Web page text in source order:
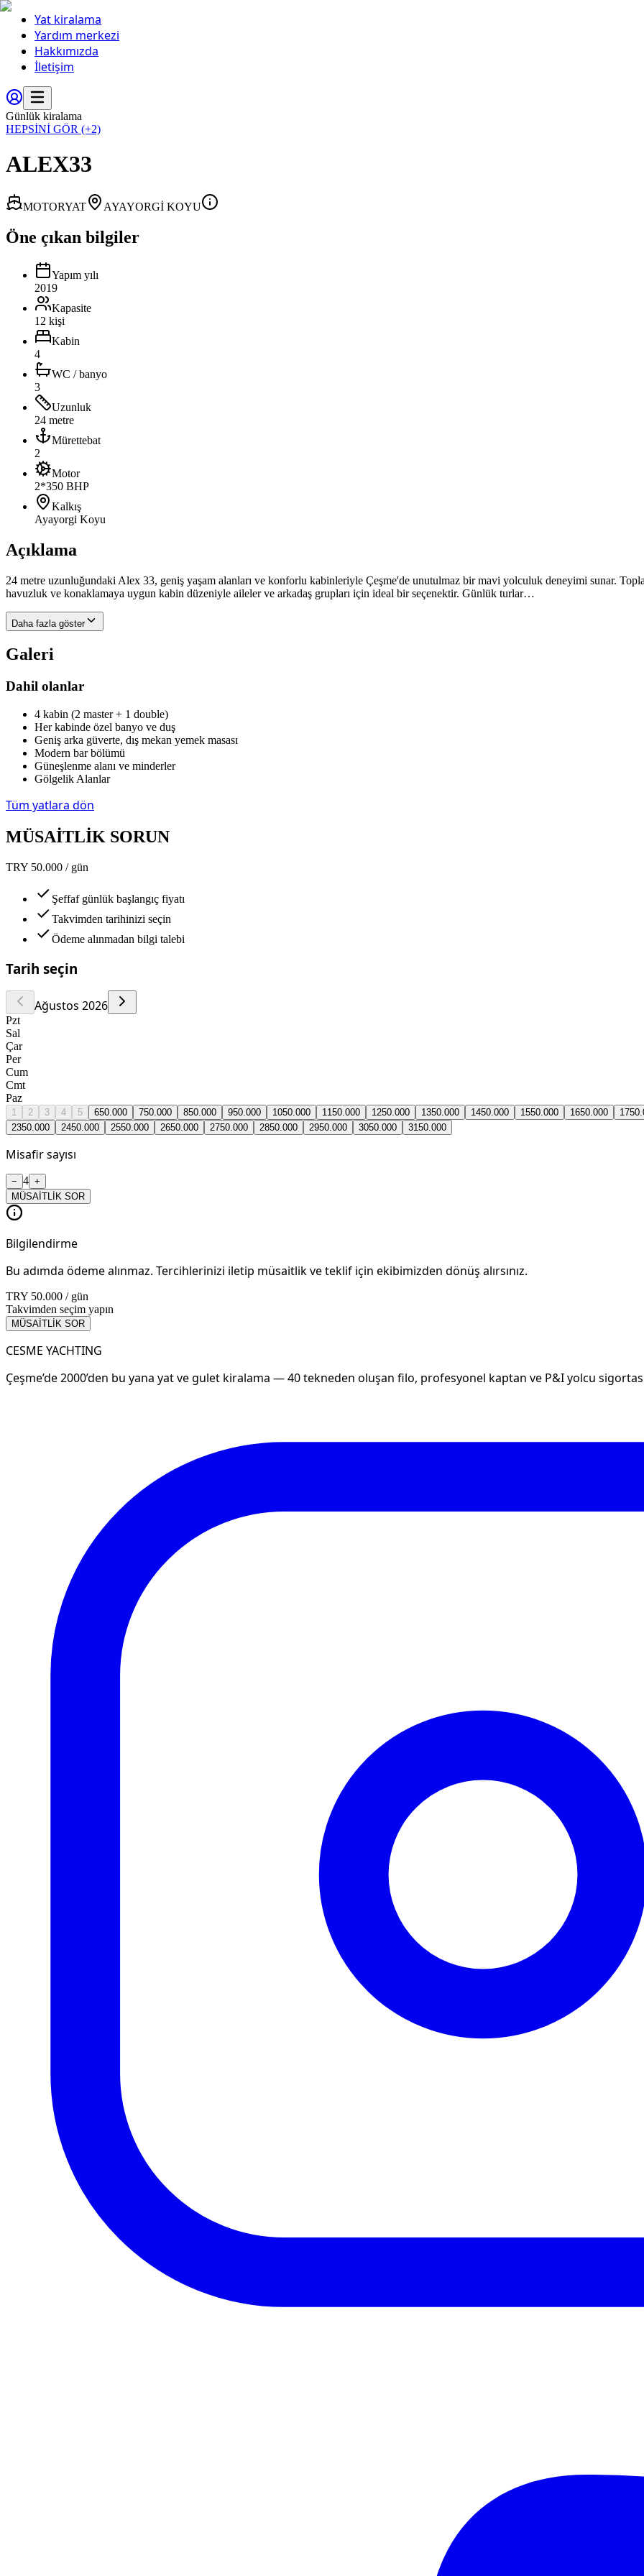
Yat kiralama
Yardım merkezi
Hakkımızda
İletişim
Günlük kiralama
HEPSİNİ GÖR (+2)
ALEX33
MOTORYAT AYAYORGİ KOYU
Öne çıkan bilgiler
Yapım yılı
2019
Kapasite
12 kişi
Kabin
4
WC / banyo
3
Uzunluk
24 metre
Mürettebat
2
Motor
2*350 BHP
Kalkış
Ayayorgi Koyu
Açıklama
24 metre uzunluğundaki Alex 33, geniş yaşam alanları ve konforlu kabinleriyle Çeşme'de unutulmaz bir mavi yolculuk deneyimi sunar.
havuzluk ve konaklamaya uygun kabin düzeniyle aileler ve arkadaş grupları için ideal bir seçenektir. Günlük turlar…
Daha fazla göster
Galeri
Dahil olanlar
4 kabin (2 master + 1 double)
Her kabinde özel banyo ve duş
Geniş arka güverte, dış mekan yemek masası
Modern bar bölümü
Güneşlenme alanı ve minderler
Gölgelik Alanlar
Tüm yatlara dön
MÜSAİTLİK SORUN
TRY 50.000 / gün
Şeffaf günlük başlangıç fiyatı
Takvimden tarihinizi seçin
Ödeme alınmadan bilgi talebi
Tarih seçin
Ağustos 2026
Pzt
Sal
Çar
Per
Cum
Cmt
Paz
1 2 3 4 5 650.000 750.000 850.000 950.000 1050.000 1150.000 1250.000 1350.000 1450.000 1550.000 1650.000 17
2350.000 2450.000 2550.000 2650.000 2750.000 2850.000 2950.000 3050.000 3150.000
Misafir sayısı
− 4 +
MÜSAİTLİK SOR
Bilgilendirme
Bu adımda ödeme alınmaz. Tercihlerinizi iletip müsaitlik ve teklif için ekibimizden dönüş alırsınız.
TRY 50.000 / gün
Takvimden seçim yapın
MÜSAİTLİK SOR
CESME YACHTING
Çeşme’de 2000’den bu yana yat ve gulet kiralama — 40 tekneden oluşan filo, profesyonel kaptan ve P&I yolcu